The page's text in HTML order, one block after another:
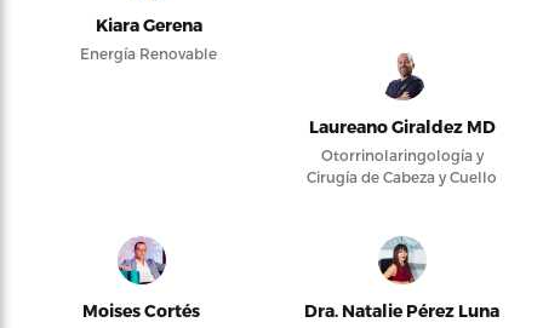
Kiara Gerena
Energía Renovable
Laureano Giraldez MD
Otorrinolaringología y
Cirugía de Cabeza y Cuello
Moises Cortés Dra. Natalie Pérez Luna